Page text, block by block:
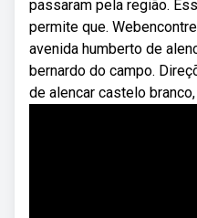
passaram pela região.
permite que.
avenida humberto de
bernardo do campo.
de alencar castelo branco,